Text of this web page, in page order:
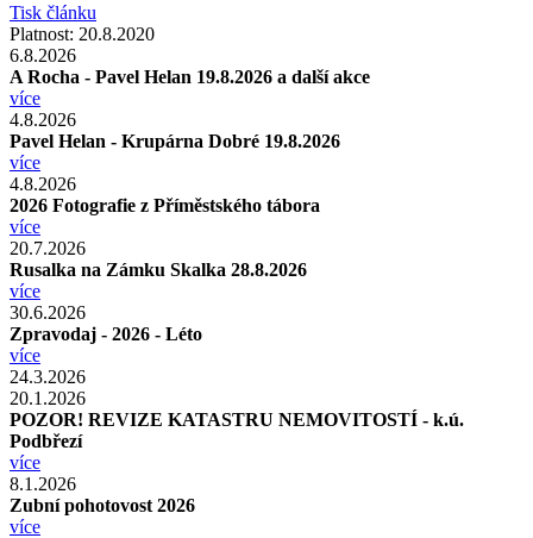
Tisk článku
Platnost: 20.8.2020
6.8.2026
A Rocha - Pavel Helan 19.8.2026 a další akce
více
4.8.2026
Pavel Helan - Krupárna Dobré 19.8.2026
více
4.8.2026
2026 Fotografie z Příměstského tábora
více
20.7.2026
Rusalka na Zámku Skalka 28.8.2026
více
30.6.2026
Zpravodaj - 2026 - Léto
více
24.3.2026
20.1.2026
POZOR! REVIZE KATASTRU NEMOVITOSTÍ - k.ú.
Podbřezí
více
8.1.2026
Zubní pohotovost 2026
více